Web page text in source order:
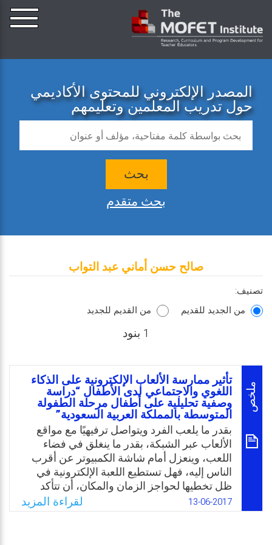
المصدر الإلكتروني للمحتوى الأكاديمي
حول تدريب المعلمين وتعليمهم
بحث
بحث متقدم
صالح حسن أماني عبد التواب
تصنيف:
من الجديد للقديم
من القديم للجديد
1 بنود
ملخص
تأثير ممارسة الألعاب الإلكترونية على الذكاء
اللغوي والاجتماعي لدى الأطفال “دراسة
وصفية تحليلية على أطفال مرحلة الطفولة
المتوسطة بالمملكة العربية السعودية”
بقدر ما يلعب الفرد ويتواصل ترفيهيًا مع مواقع
الألعاب عبر الشبكة، بقدر ما ينغلق في فضاء
اللعب، وينعزل أمام شاشة الكمبيوتر عن أقرب
الناس إليه، فهل تستطيع اللعبة الإلكترونية في
ظل تخطيها لحواجز الزمان والمكان، أن تتأكد
كنظام تواصلي إنساني، يقرب الفرد من واقع
انتمائه الثقافي والاجتماعي الأصلي ويكسبه
13-06-2017 لقراءة المزيد